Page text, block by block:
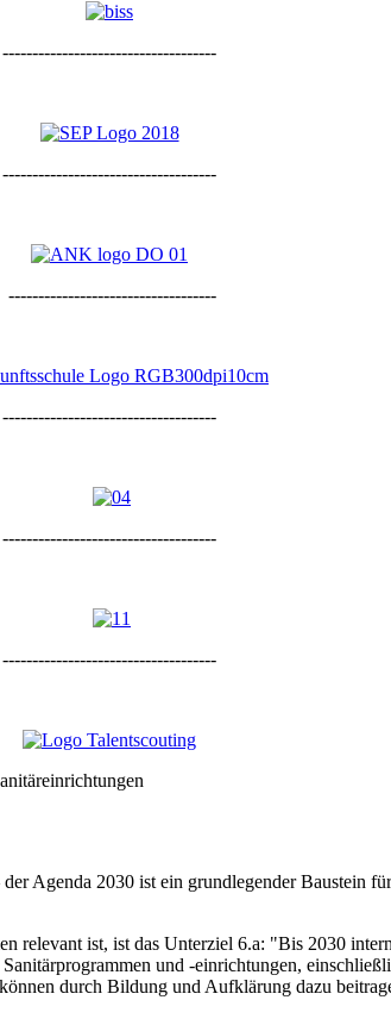
------------------------------------
------------------------------------
-----------------------------------
------------------------------------
------------------------------------
------------------------------------
Agenda 2030 ist ein grundlegender Baustein
relevant ist, ist das Unterziel 6.a: "Bis 2030
und -einrichtungen,
durch Bildung und Aufklärung dazu